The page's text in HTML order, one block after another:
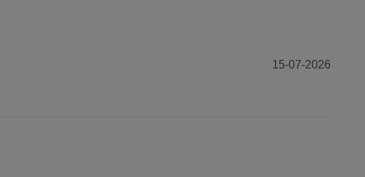
15-07-2026